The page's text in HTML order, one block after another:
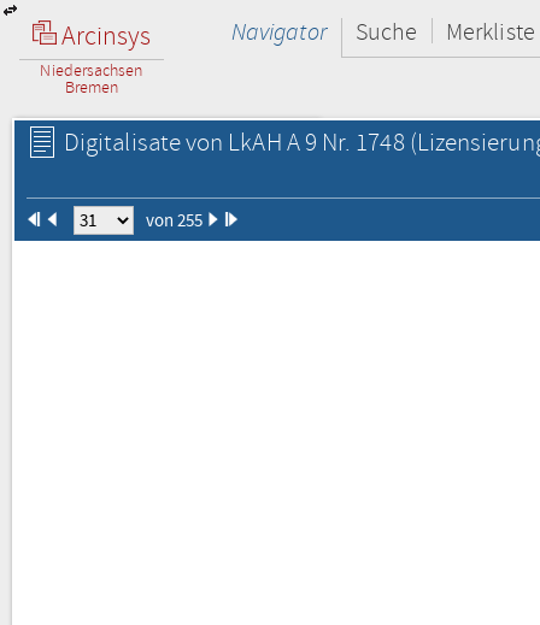
Arcinsys
Niedersachsen
Bremen
Navigator Suche Merkliste
Digitalisate von LkAH A 9 Nr. 1748
von 255